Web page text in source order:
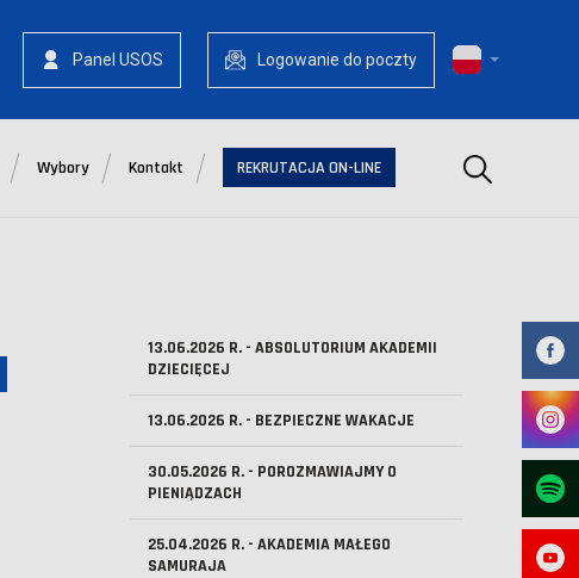
Panel USOS Logowanie do poczty
Wybory Kontakt REKRUTACJA ON-LINE Szukaj
13.06.2026 R. - ABSOLUTORIUM AKADEMII
DZIECIĘCEJ
13.06.2026 R. - BEZPIECZNE WAKACJE
30.05.2026 R. - POROZMAWIAJMY O
PIENIĄDZACH
25.04.2026 R. - AKADEMIA MAŁEGO
SAMURAJA